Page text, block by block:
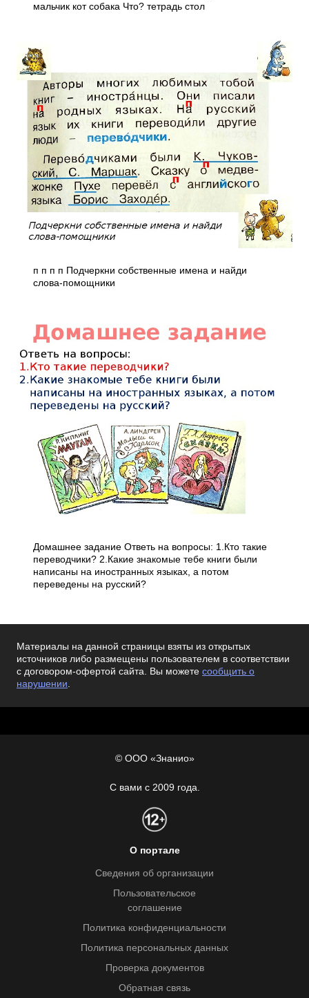
мальчик кот собака Что? тетрадь стол
п п п п Подчеркни собственные имена и найди
слова-помощники
Домашнее задание Ответь на вопросы: 1.Кто такие
переводчики? 2.Какие знакомые тебе книги были
написаны на иностранных языках, а потом
переведены на русский?
Материалы на данной страницы взяты из открытых
источников либо размещены пользователем в соответствии
с договором-офертой сайта. Вы можете сообщить о
нарушении.
© ООО «Знанио»
С вами с 2009 года.
О портале
Сведения об организации
Пользовательское
соглашение
Политика конфиденциальности
Политика персональных данных
Проверка документов
Обратная связь